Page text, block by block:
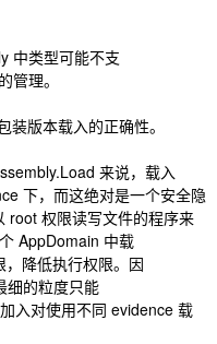
中类型可能不支
管理。
版本载入的正确性。
来说，载入
下，而这绝对是一个安全隐
root 权限读写文件的程序来
AppDomain 中载
，降低执行权限。因
细的粒度只能
入对使用不同 evidence 载